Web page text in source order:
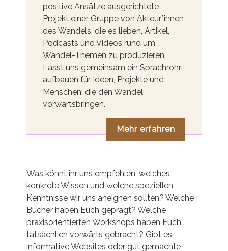
positive Ansätze ausgerichtete
Projekt einer Gruppe von Akteur*innen
des Wandels, die es lieben, Artikel,
Podcasts und Videos rund um
Wandel-Themen zu produzieren.
Lasst uns gemeinsam ein Sprachrohr
aufbauen für Ideen, Projekte und
Menschen, die den Wandel
vorwärtsbringen.
Mehr erfahren
Was könnt ihr uns empfehlen, welches
konkrete Wissen und welche speziellen
Kenntnisse wir uns aneignen sollten? Welche
Bücher haben Euch geprägt? Welche
praxisorientierten Workshops haben Euch
tatsächlich vorwärts gebracht? Gibt es
informative Websites oder gut gemachte